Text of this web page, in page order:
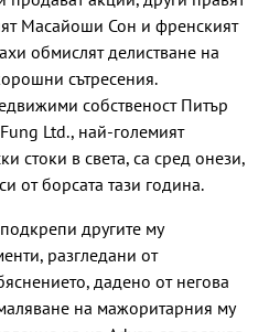
Масайоши Сон и френският
обмислят делистване на
сътресения.
собственост Питър
Ltd., най-големият
стоки в света, са сред онези,
от борсата тази година.
другите му
разгледани от
дадено от негова
на мажоритарния му